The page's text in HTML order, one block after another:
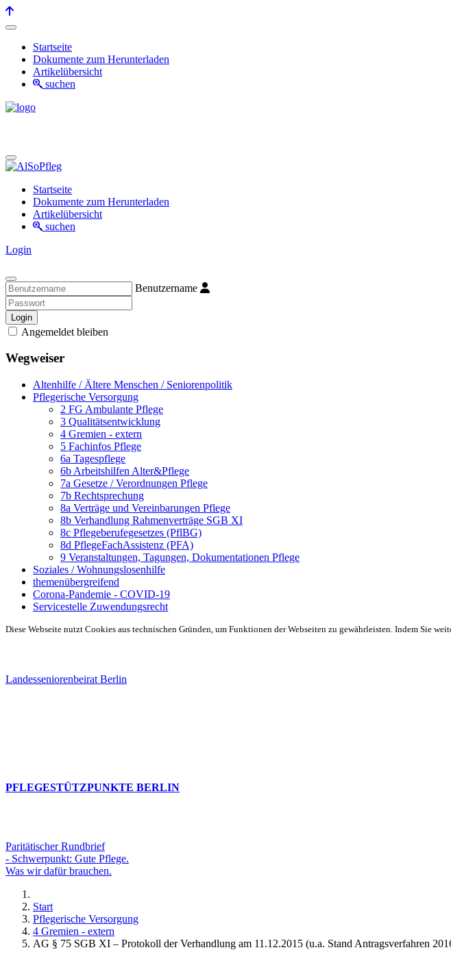
Startseite
Dokumente zum Herunterladen
Artikelübersicht
suchen
Startseite
Dokumente zum Herunterladen
Artikelübersicht
suchen
Login
Benutzername
Login
Angemeldet bleiben
Wegweiser
Altenhilfe / Ältere Menschen / Seniorenpolitik
Pflegerische Versorgung
2 FG Ambulante Pflege
3 Qualitätsentwicklung
4 Gremien - extern
5 Fachinfos Pflege
6a Tagespflege
6b Arbeitshilfen Alter&Pflege
7a Gesetze / Verordnungen Pflege
7b Rechtsprechung
8a Verträge und Vereinbarungen Pflege
8b Verhandlung Rahmenverträge SGB XI
8c Pflegeberufegesetzes (PflBG)
8d PflegeFachAssistenz (PFA)
9 Veranstaltungen, Tagungen, Dokumentationen Pflege
Soziales / Wohnungslosenhilfe
themenübergreifend
Corona-Pandemie - COVID-19
Servicestelle Zuwendungsrecht
Diese Webseite nutzt Cookies aus technischen Gründen, um Funktionen der Webseiten zu gewährleisten. Indem Sie
Landesseniorenbeirat Berlin
PFLEGESTÜTZPUNKTE BERLIN
Paritätischer Rundbrief
- Schwerpunkt: Gute Pflege.
Was wir dafür brauchen.
Start
Pflegerische Versorgung
4 Gremien - extern
AG § 75 SGB XI – Protokoll der Verhandlung am 11.12.2015 (u.a. Stand Antragsverfahren